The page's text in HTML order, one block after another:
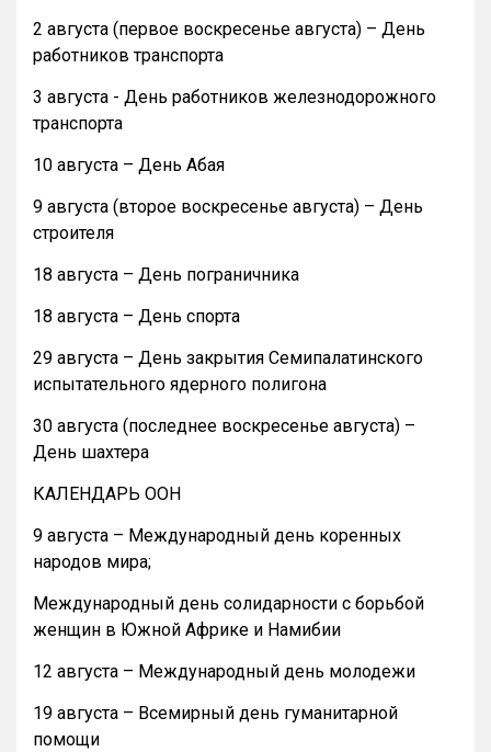
2 августа (первое воскресенье августа) – День
работников транспорта
3 августа - День работников железнодорожного
транспорта
10 августа – День Абая
9 августа (второе воскресенье августа) – День
строителя
18 августа – День пограничника
18 августа – День спорта
29 августа – День закрытия Семипалатинского
испытательного ядерного полигона
30 августа (последнее воскресенье августа) –
День шахтера
КАЛЕНДАРЬ ООН
9 августа – Международный день коренных
народов мира;
Международный день солидарности с борьбой
женщин в Южной Африке и Намибии
12 августа – Международный день молодежи
19 августа – Всемирный день гуманитарной
помощи